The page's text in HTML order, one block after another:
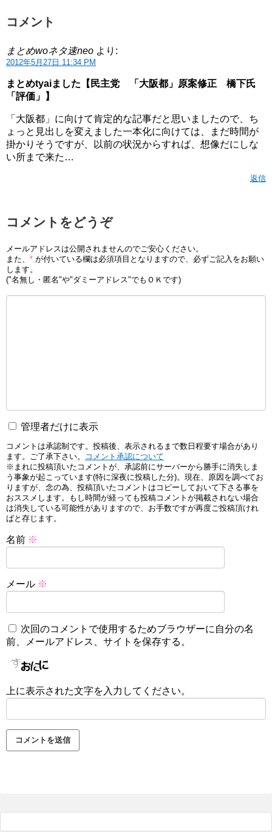
コメント
まとめwoネタ速neo より:
2012年5月27日 11:34 PM
まとめtyaiました【民主党 「大阪都」原案修正 橋下氏
「評価」】
「大阪都」に向けて肯定的な記事だと思いましたので、ち
ょっと見出しを変えました一本化に向けては、まだ時間が
掛かりそうですが、以前の状況からすれば、想像だにしな
い所まで来た…
返信
コメントをどうぞ
メールアドレスは公開されませんのでご安心ください。
また、 * が付いている欄は必須項目となりますので、必ずご記入をお願い
します。
("名無し・匿名"や"ダミーアドレス"でもＯＫです)
管理者だけに表示
コメントは承認制です。投稿後、表示されるまで数日程要す場合があり
ます。ご了承下さい。
コメント承認について
※まれに投稿頂いたコメントが、承認前にサーバーから勝手に消失しま
う事象が起こっています(特に深夜に投稿した分)。現在、原因を調べてお
りますが、念の為、投稿頂いたコメントはコピーしておいて下さる事を
おススメします。もし時間が経っても投稿コメントが掲載されない場合
は消失している可能性がありますので、お手数ですが再度ご投稿頂けれ
ばと存じます。
名前 ※
メール ※
次回のコメントで使用するためブラウザーに自分の名
前、メールアドレス、サイトを保存する。
上に表示された文字を入力してください。